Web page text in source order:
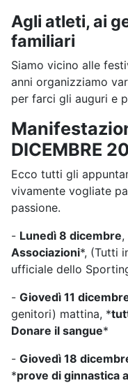
Agli atleti, ai
familiari
Siamo vicino alle
anni organizziamo
per farci gli auguri e
DICEMBRE
Ecco tutti gli
vivamente vogliate
passione.
- Lunedì 8 dicembre,
Associazioni*, (Tutti
ufficiale dello
- Giovedì 11
genitori) mattina, *
Donare il sangue*
- Giovedì 18
*prove di ginnastica